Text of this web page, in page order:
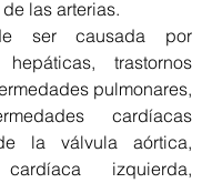
las arterias.
ser causada por
hepáticas, trastornos
pulmonares,
cardíacas
la válvula aórtica,
izquierda,